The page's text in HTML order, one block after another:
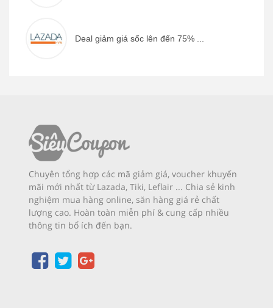
Deal giảm giá sốc lên đến 75% ...
Chuyên tổng hợp các mã giảm giá, voucher khuyến
mãi mới nhất từ Lazada, Tiki, Leflair ... Chia sẻ kinh
nghiệm mua hàng online, săn hàng giá rẻ chất
lượng cao. Hoàn toàn miễn phí & cung cấp nhiều
thông tin bổ ích đến bạn.